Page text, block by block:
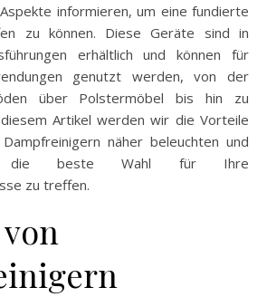
informieren, um eine fundierte
zu können. Diese Geräte sind in
erhältlich und können für
genutzt werden, von der
über Polstermöbel bis hin zu
Artikel werden wir die Vorteile
näher beleuchten und
die beste Wahl für Ihre
zu treffen.